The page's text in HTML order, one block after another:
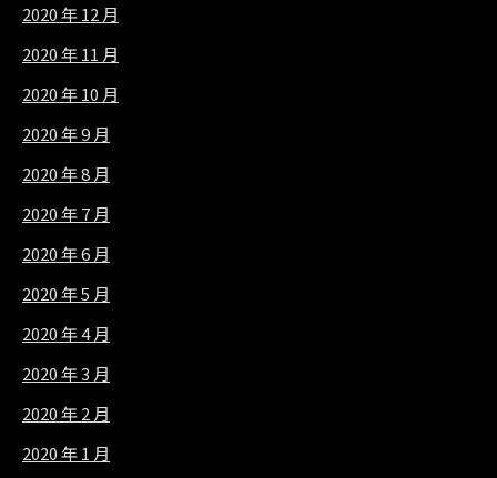
2020 年 12 月
2020 年 11 月
2020 年 10 月
2020 年 9 月
2020 年 8 月
2020 年 7 月
2020 年 6 月
2020 年 5 月
2020 年 4 月
2020 年 3 月
2020 年 2 月
2020 年 1 月